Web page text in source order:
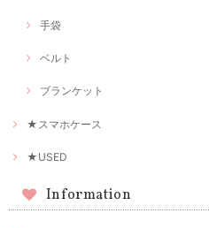
手袋
ベルト
ブランケット
★スマホケース
★USED
Information